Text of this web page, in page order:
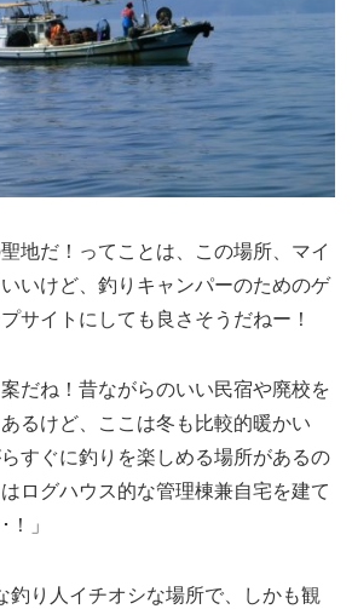
地だ！ってことは、この場所、マイ
いけど、釣りキャンパーのためのゲ
サイトにしても良さそうだねー！
だね！昔ながらのいい民宿や廃校を
るけど、ここは冬も比較的暖かい
すぐに釣りを楽しめる場所があるの
ログハウス的な管理棟兼自宅を建て
」
釣り人イチオシな場所で、しかも観